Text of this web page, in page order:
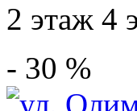
2 этаж 4
- 30 %